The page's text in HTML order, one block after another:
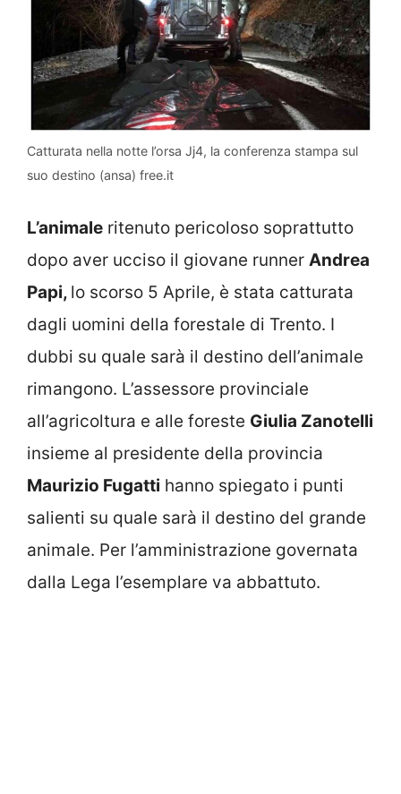
Catturata nella notte l’orsa Jj4, la conferenza stampa sul
suo destino (ansa) free.it
L’animale ritenuto pericoloso soprattutto
dopo aver ucciso il giovane runner Andrea
Papi, lo scorso 5 Aprile, è stata catturata
dagli uomini della forestale di Trento. I
dubbi su quale sarà il destino dell’animale
rimangono. L’assessore provinciale
all’agricoltura e alle foreste Giulia Zanotelli
insieme al presidente della provincia
Maurizio Fugatti hanno spiegato i punti
salienti su quale sarà il destino del grande
animale. Per l’amministrazione governata
dalla Lega l’esemplare va abbattuto.